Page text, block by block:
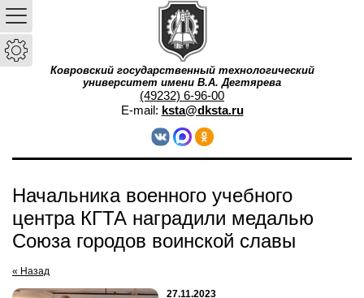
Ковровский государственный технологический
университет имени В.А. Дегтярева
(49232) 6-96-00
E-mail: ksta@dksta.ru
Начальника военного учебного
центра КГТА наградили медалью
Союза городов воинской славы
« Назад
27.11.2023